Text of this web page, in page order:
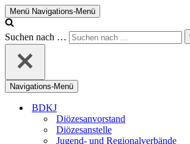
Menü Navigations-Menü
Suchen nach …
Navigations-Menü
BDKJ
Diözesanvorstand
Diözesanstelle
Jugend- und Regionalverbände